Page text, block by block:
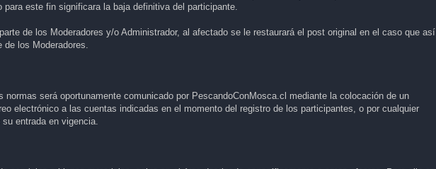
este fin significara la baja definitiva del participante.
de los Moderadores y/o Administrador, al afectado se le restaurará el post original en el caso que así
los Moderadores.
normas será oportunamente comunicado por PescandoConMosca.cl mediante la colocación de un
electrónico a las cuentas indicadas en el momento del registro de los participantes, o por cualquier
entrada en vigencia.